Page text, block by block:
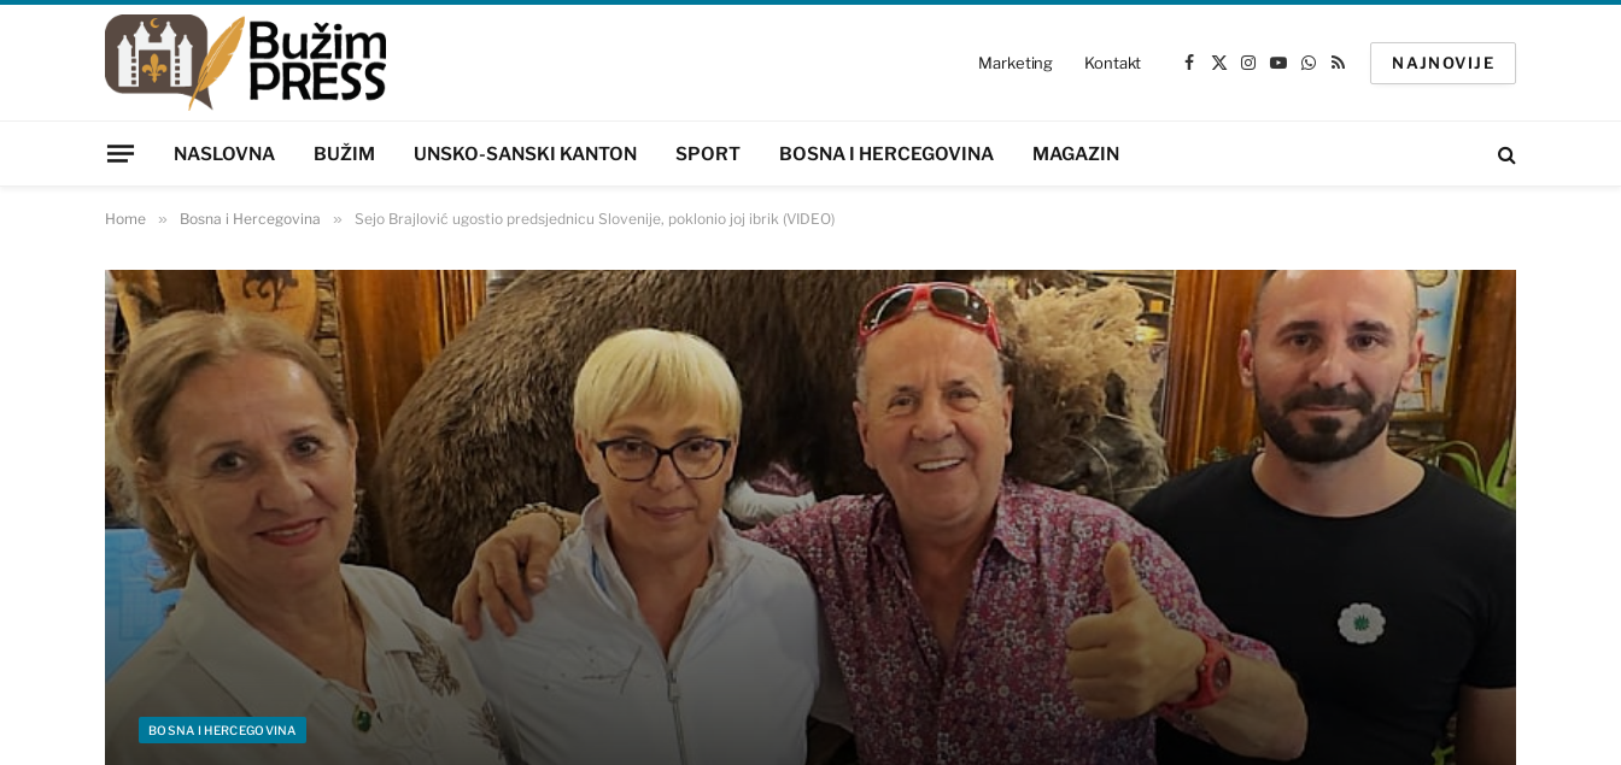
Marketing Kontakt
Facebook
X
Instagram
YouTube
WhatsApp
RSS
NAJNOVIJE
NASLOVNA BUŽIM UNSKO-SANSKI KANTON SPORT BOSNA I HERCEGOVINA MAGAZIN
Home » Bosna i Hercegovina » Sejo Brajlović ugostio predsjednicu Slovenije, poklonio joj ibrik (VIDEO)
BOSNA I HERCEGOVINA